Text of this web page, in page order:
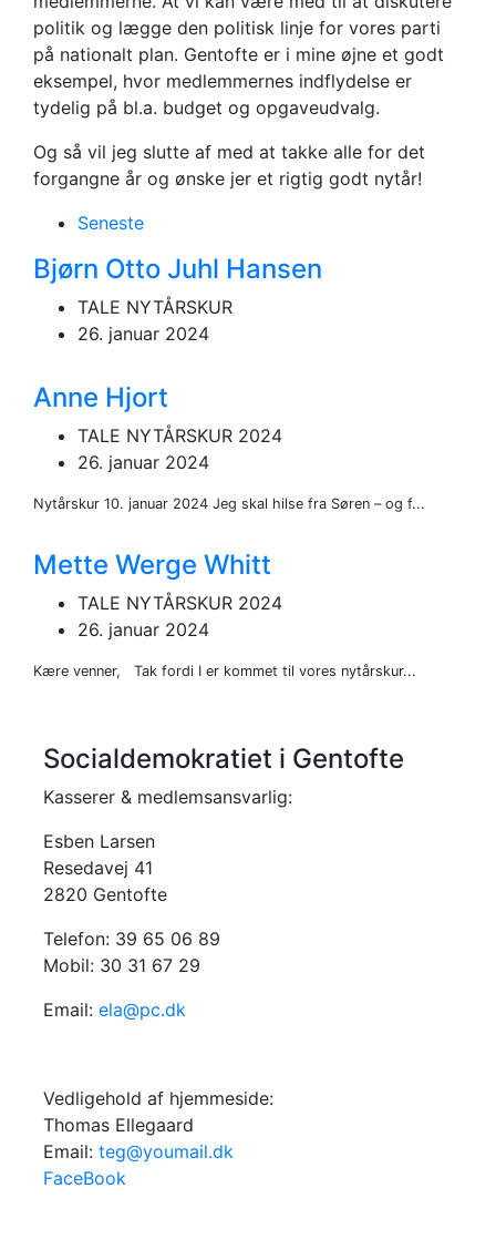
politik og lægge den politisk linje for vores parti
på nationalt plan. Gentofte er i mine øjne et godt
eksempel, hvor medlemmernes indflydelse er
tydelig på bl.a. budget og opgaveudvalg.
Og så vil jeg slutte af med at takke alle for det
forgangne år og ønske jer et rigtig godt nytår!
Seneste
Bjørn Otto Juhl Hansen
TALE NYTÅRSKUR
26. januar 2024
Anne Hjort
TALE NYTÅRSKUR 2024
26. januar 2024
Nytårskur 10. januar 2024 Jeg skal hilse fra Søren – og f...
Mette Werge Whitt
TALE NYTÅRSKUR 2024
26. januar 2024
Kære venner, Tak fordi I er kommet til vores nytårskur...
Socialdemokratiet i Gentofte
Kasserer & medlemsansvarlig:
Esben Larsen
Resedavej 41
2820 Gentofte
Telefon: 39 65 06 89
Mobil: 30 31 67 29
Email: ela@pc.dk
Vedligehold af hjemmeside:
Thomas Ellegaard
Email: teg@youmail.dk
FaceBook